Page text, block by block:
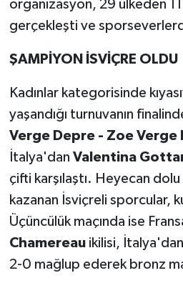
organizasyon, 29 ülkeden 112
gerçekleşti ve
ŞAMPİYON İSVİÇRE OLDU
Kadınlar kategorisinde
yaşandığı turnuvanın
Verge Depre - Zoe Verge
İtalya'dan Valentina
çifti karşılaştı. Heyecan
kazanan İsviçreli sporcular,
Üçüncülük maçında ise
Chamereauikilisi,
2-0 mağlup ederek bronz